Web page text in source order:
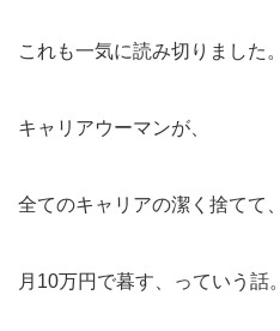
これも一気に読み切りました。
キャリアウーマンが、
全てのキャリアの潔く捨てて、
月10万円で暮す、っていう話。